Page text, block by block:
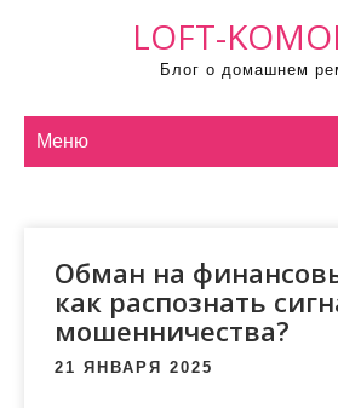
LOFT-
Блог о домашнем
Меню
Обман на
как распознать
мошенничества?
21 ЯНВАРЯ 2025